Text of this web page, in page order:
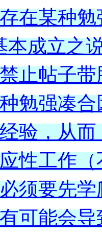
在某种
本成立之
止帖子
强凑合
验，从
性工作
须要先
可能会